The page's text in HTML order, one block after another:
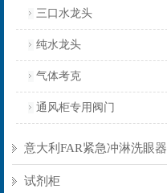
三口水龙头
纯水龙头
气体考克
通风柜专用阀门
意大利FAR紧急冲淋洗眼器
试剂柜